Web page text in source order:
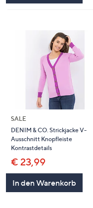
SALE
DENIM & CO. Strickjacke V-
Ausschnitt Knopfleiste
Kontrastdetails
€ 23,99
In den Warenkorb